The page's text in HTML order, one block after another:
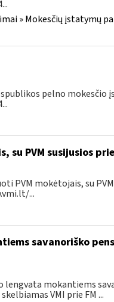
» Mokesčių įstatymų
pelno mokesčio
su PVM susijusios
PVM mokėtojais, su
...
savanoriško
lengvata mokantiems
VMI prie FM ...